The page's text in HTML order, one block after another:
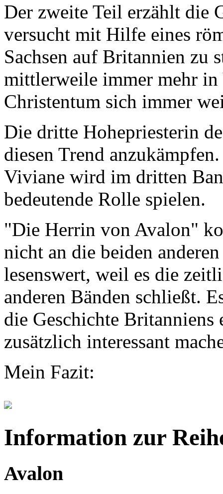
Der zweite Teil erzählt die
versucht mit Hilfe eines
Sachsen auf Britannien zu
mittlerweile immer mehr in
Christentum sich immer
Die dritte Hohepriesterin
diesen Trend
Viviane wird im dritten
bedeutende Rolle spielen.
"Die Herrin von Avalon"
nicht an die beiden
lesenswert, weil es die
anderen Bänden schließt.
die Geschichte
zusätzlich interessant
Mein Fazit:
Information zur
Avalon